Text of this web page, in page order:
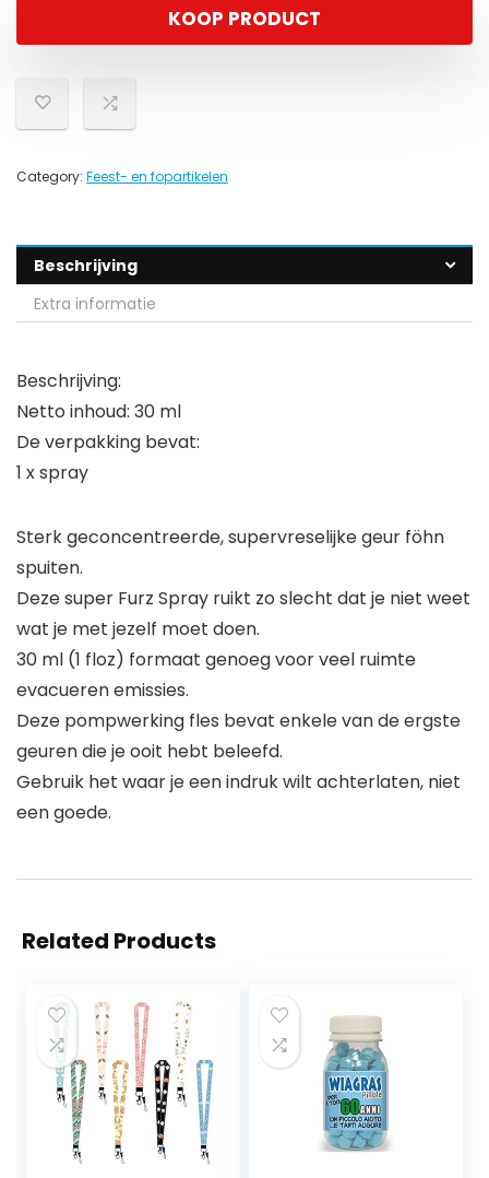
KOOP PRODUCT
Category: Feest- en fopartikelen
Beschrijving
Extra informatie
Beschrijving:
Netto inhoud: 30 ml
De verpakking bevat:
1 x spray
Sterk geconcentreerde, supervreselijke geur föhn
spuiten.
Deze super Furz Spray ruikt zo slecht dat je niet weet
wat je met jezelf moet doen.
30 ml (1 floz) formaat genoeg voor veel ruimte
evacueren emissies.
Deze pompwerking fles bevat enkele van de ergste
geuren die je ooit hebt beleefd.
Gebruik het waar je een indruk wilt achterlaten, niet
een goede.
Related Products